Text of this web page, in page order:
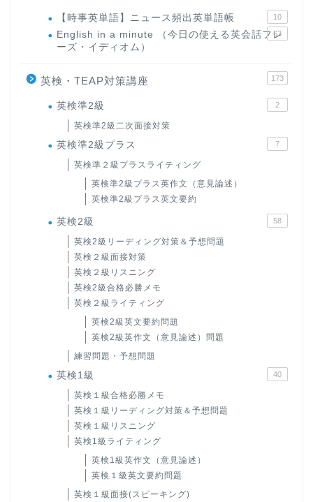
【時事英単語】ニュース頻出英単語帳 10
English in a minute （今日の使える英会話フレ
ーズ・イディオム）
63
英検・TEAP対策講座 173
英検準2級 2
英検準2級二次面接対策
英検準2級プラス 7
英検準２級プラスライティング
英検準2級プラス英作文（意見論述）
英検準2級プラス英文要約
英検2級 58
英検2級リーディング対策＆予想問題
英検２級面接対策
英検２級リスニング
英検2級合格必勝メモ
英検２級ライティング
英検2級英文要約問題
英検2級英作文（意見論述）問題
練習問題・予想問題
英検1級 40
英検１級合格必勝メモ
英検１級リーディング対策＆予想問題
英検１級リスニング
英検1級ライティング
英検1級英作文（意見論述）
英検１級英文要約問題
英検１級面接(スピーキング)